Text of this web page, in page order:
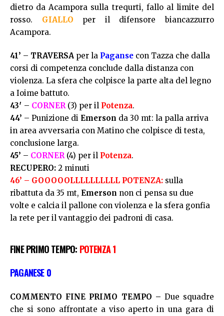
dietro da Acampora sulla trequrti, fallo al limite del
rosso. GIALLO per il difensore biancazzurro
Acampora.
41’ – TRAVERSA per la Paganse con Tazza che dalla
corsi di competenza conclude dalla distanza con
violenza. La sfera che colpisce la parte alta del legno
a Ioime battuto.
43′ – CORNER(3) per il Potenza.
44’ – Punizione di Emerson da 30 mt: la palla arriva
in area avversaria con Matino che colpisce di testa,
conclusione larga.
45’ – CORNER(4) per il Potenza.
RECUPERO: 2 minuti
46’ – GOOOOOLLLLLLLLLL POTENZA: sulla
ribattuta da 35 mt, Emerson non ci pensa su due
volte e calcia il pallone con violenza e la sfera gonfia
la rete per il vantaggio dei padroni di casa.
FINE PRIMO TEMPO: POTENZA 1
PAGANESE 0
COMMENTO FINE PRIMO TEMPO – Due squadre
che si sono affrontate a viso aperto in una gara di